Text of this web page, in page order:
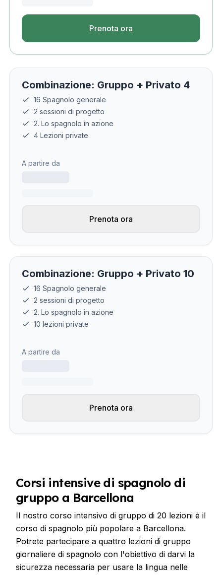
Prenota ora
Combinazione: Gruppo + Privato 4
16 Spagnolo generale
2 sessioni di progetto
2. Lo spagnolo in azione
4 Lezioni private
A partire da
Prenota ora
Combinazione: Gruppo + Privato 10
16 Spagnolo generale
2 sessioni di progetto
2. Lo spagnolo in azione
10 lezioni private
A partire da
Prenota ora
Corsi intensive di spagnolo di
gruppo a Barcellona
Il nostro corso intensivo di gruppo di 20 lezioni è il
corso di spagnolo più popolare a Barcellona.
Potrete partecipare a quattro lezioni di gruppo
giornaliere di spagnolo con l'obiettivo di darvi la
sicurezza necessaria per usare la lingua nelle